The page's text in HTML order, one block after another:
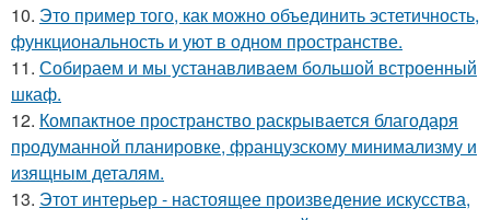
10. Это пример того, как можно объединить эстетичность,
функциональность и уют в одном пространстве.
11. Собираем и мы устанавливаем большой встроенный
шкаф.
12. Компактное пространство раскрывается благодаря
продуманной планировке, французскому минимализму и
изящным деталям.
13. Этот интерьер - настоящее произведение искусства,